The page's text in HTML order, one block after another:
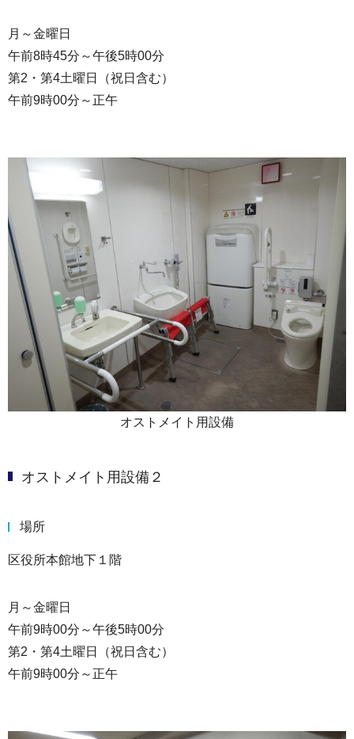
月～金曜日
午前8時45分～午後5時00分
第2・第4土曜日（祝日含む）
午前9時00分～正午
オストメイト用設備
オストメイト用設備２
場所
区役所本館地下１階
月～金曜日
午前9時00分～午後5時00分
第2・第4土曜日（祝日含む）
午前9時00分～正午